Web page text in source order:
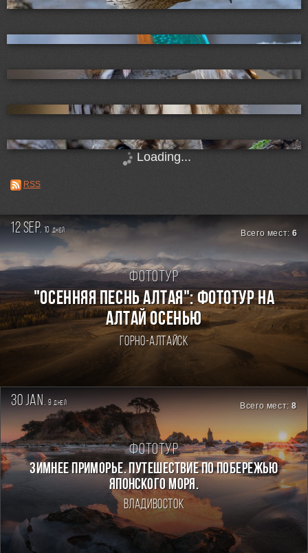
Loading...
RSS
12 sep. 10дней Всего мест:6
Фототур
"ОСЕННЯЯ ПЕСНЬ АЛТАЯ": ФОТОТУР НА
АЛТАЙ ОСЕНЬЮ
Горно-Алтайск
30 jan. 9дней Всего мест:8
Фототур
ЗИМНЕЕ ПРИМОРЬЕ. ПУТЕШЕСТВИЕ ПО ПОБЕРЕЖЬЮ
ЯПОНСКОГО МОРЯ.
Владивосток